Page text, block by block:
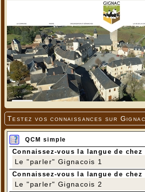
Testez vos connaissances sur Gignac
QCM simple
Connaissez-vous la langue de chez
Le "parler" Gignacois 1
Connaissez-vous la langue de chez
Le "parler" Gignacois 2